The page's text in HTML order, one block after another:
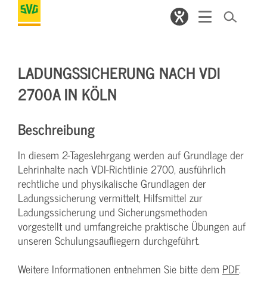
LADUNGSSICHERUNG NACH VDI
2700A IN KÖLN
Beschreibung
In diesem 2-Tageslehrgang werden auf Grundlage der
Lehrinhalte nach VDI-Richtlinie 2700, ausführlich
rechtliche und physikalische Grundlagen der
Ladungssicherung vermittelt, Hilfsmittel zur
Ladungssicherung und Sicherungsmethoden
vorgestellt und umfangreiche praktische Übungen auf
unseren Schulungsaufliegern durchgeführt.
Weitere Informationen entnehmen Sie bitte dem PDF.